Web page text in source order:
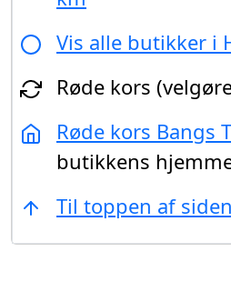
Vis alle butikker i
Røde kors
Røde kors Bangs
butikkens
Til toppen af siden